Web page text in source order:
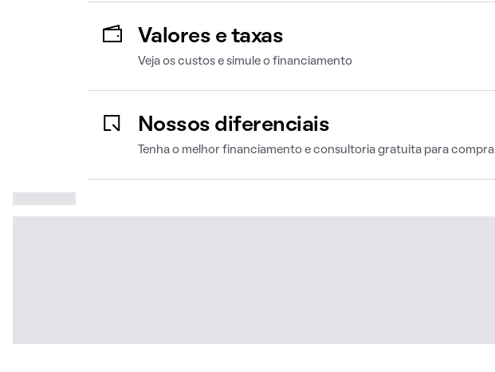
Valores e taxas
Veja os custos e simule o financiamento
Nossos diferenciais
Tenha o melhor financiamento e consultoria gratuita para compra